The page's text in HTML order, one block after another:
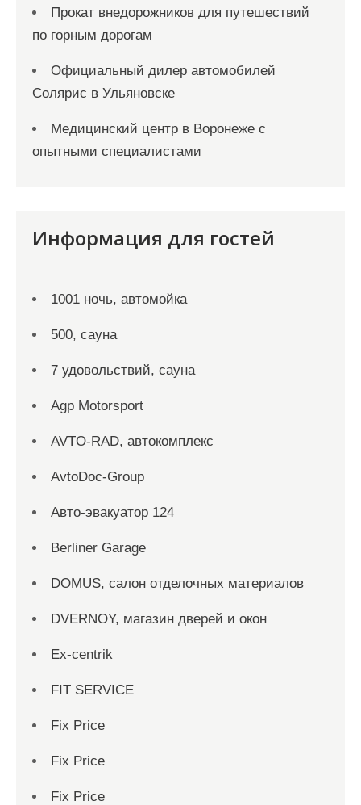
Прокат внедорожников для путешествий
по горным дорогам
Официальный дилер автомобилей
Солярис в Ульяновске
Медицинский центр в Воронеже с
опытными специалистами
Информация для гостей
1001 ночь, автомойка
500, сауна
7 удовольствий, сауна
Agp Motorsport
AVTO-RAD, автокомплекс
AvtoDoc-Group
Aвто-эвакуатор 124
Berliner Garage
DOMUS, салон отделочных материалов
DVERNOY, магазин дверей и окон
Ex-centrik
FIT SERVICE
Fix Price
Fix Price
Fix Price